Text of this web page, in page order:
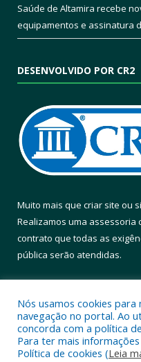
Saúde de Altamira recebe
equipamentos e assinatura
DESENVOLVIDO POR CR2
Muito mais que criar site ou
Realizamos uma assessoria
contrato que todas as
pública serão atendidas.
Todos os direitos
Nós usamos cookies
navegação no portal. Ao
concorda com a política
Para ter mais
Política de cookies (Leia